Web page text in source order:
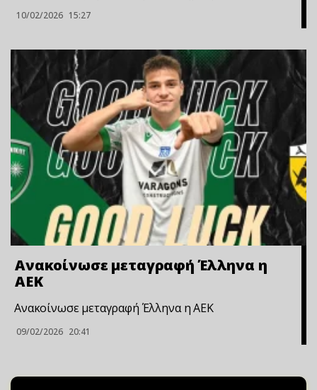
10/02/2026 15:27
Ανακοίνωσε μεταγραφή Έλληνα η
ΑΕΚ
Ανακοίνωσε μεταγραφή Έλληνα η ΑΕΚ
09/02/2026 20:41